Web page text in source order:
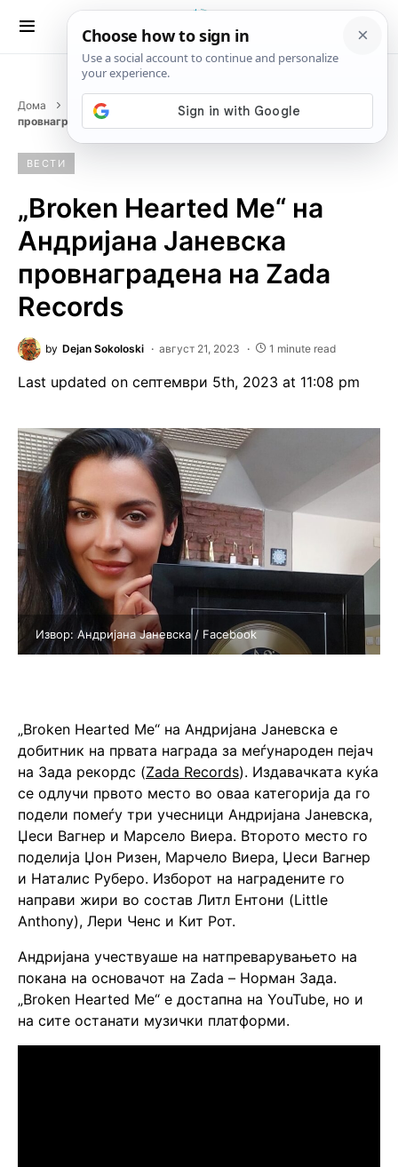
Дома Вести
„Broken Hearted Me“ на Андријана Јаневска
провнаградена на Zada Records
ВЕСТИ
„Broken Hearted Me“ на
Андријана Јаневска
провнаградена на Zada
Records
by Dejan Sokoloski август 21, 2023 1 minute read
Last updated on септември 5th, 2023 at 11:08 pm
Извор: Андријана Јаневска / Facebook
„Broken Hearted Me“ на Андријана Јаневска е
добитник на првата награда за меѓународен пејач
на Зада рекордс (Zada Records). Издавачката куќа
се одлучи првото место во оваа категорија да го
подели помеѓу три учесници Андријана Јаневска,
Џеси Вагнер и Марсело Виера. Второто место го
поделија Џон Ризен, Марчело Виера, Џеси Вагнер
и Наталис Руберо. Изборот на наградените го
направи жири во состав Литл Ентони (Little
Anthony), Лери Ченс и Кит Рот.
Андријана учествуаше на натпреварувањето на
покана на основачот на Zada – Норман Зада.
„Broken Hearted Me“ е достапна на YouTube, но и
на сите останати музички платформи.